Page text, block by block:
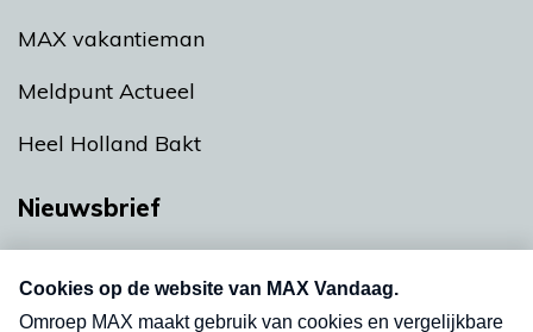
MAX vakantieman
Meldpunt Actueel
Heel Holland Bakt
Nieuwsbrief
nieuwsbrief. Elke vrijdag- en dinsdagochtend in
uw mailbox.